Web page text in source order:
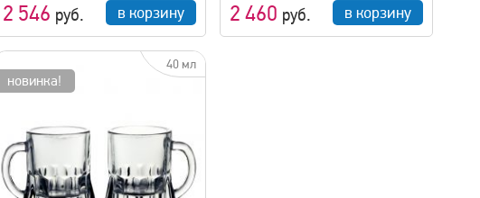
2 546 руб. в корзину 2 460 руб. в корзину
новинка!
40 мл